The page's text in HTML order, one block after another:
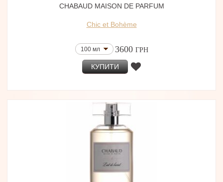
CHABAUD MAISON DE PARFUM
Chic et Bohème
100 мл 3600 ГРН
КУПИТИ